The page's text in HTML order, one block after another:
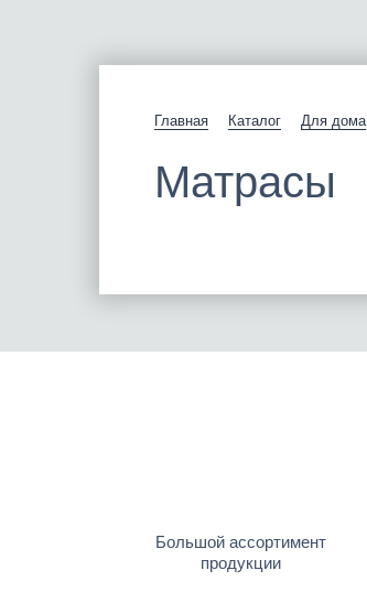
Главная Каталог Для дома
Матрасы
Большой ассортимент
продукции